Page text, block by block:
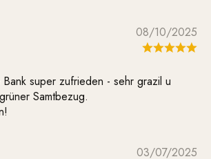
08/10/2025
super zufrieden - sehr grazil u
Samtbezug.
03/07/2025